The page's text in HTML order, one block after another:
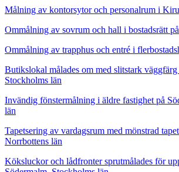
Målning av kontorsytor och personalrum i
Ommålning av sovrum och hall i bostadsrätt
Ommålning av trapphus och entré i
Butikslokal målades om med slitstark
Stockholms län
Invändig fönstermålning i äldre fastighet på
län
Tapetsering av vardagsrum med mönstrad
Norrbottens län
Köksluckor och lådfronter sprutmålades för